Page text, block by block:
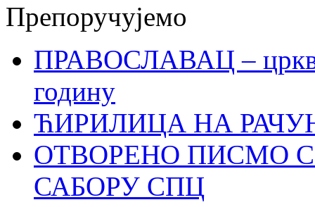
Препоручујемо
ПРАВОСЛАВАЦ –
годину
ЋИРИЛИЦА НА
ОТВОРЕНО ПИСМО
САБОРУ СПЦ